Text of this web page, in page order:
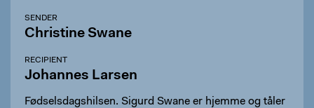
SENDER
Christine Swane
RECIPIENT
Johannes Larsen
Fødselsdagshilsen. Sigurd Swane er hjemme og tåler